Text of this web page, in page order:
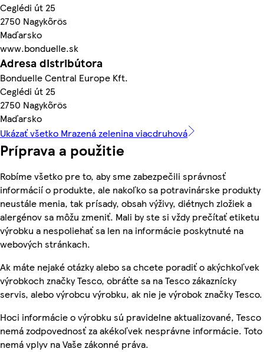
Ceglédi út 25
2750 Nagykőrös
Maďarsko
www.bonduelle.sk
Adresa distribútora
Bonduelle Central Europe Kft.
Ceglédi út 25
2750 Nagykőrös
Maďarsko
Ukázať všetko Mrazená zelenina viacdruhová
Príprava a použitie
Robíme všetko pre to, aby sme zabezpečili správnosť
informácií o produkte, ale nakoľko sa potravinárske produkty
neustále menia, tak prísady, obsah výživy, diétnych zložiek a
alergénov sa môžu zmeniť. Mali by ste si vždy prečítať etiketu
výrobku a nespoliehať sa len na informácie poskytnuté na
webových stránkach.
Ak máte nejaké otázky alebo sa chcete poradiť o akýchkoľvek
výrobkoch značky Tesco, obráťte sa na Tesco zákaznícky
servis, alebo výrobcu výrobku, ak nie je výrobok značky Tesco.
Hoci informácie o výrobku sú pravidelne aktualizované, Tesco
nemá zodpovednosť za akékoľvek nesprávne informácie. Toto
nemá vplyv na Vaše zákonné práva.